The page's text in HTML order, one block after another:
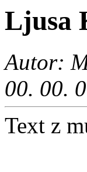
Ljusa
Autor:
00. 00.
Text z